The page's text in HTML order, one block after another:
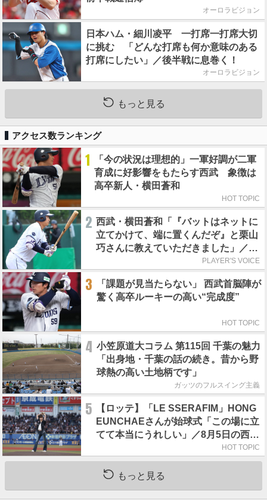
オーロラビジョン
日本ハム・細川凌平 一打席一打席大切
に挑む 「どんな打席も何か意味のある
打席にしたい」／後半戦に息巻く！
オーロラビジョン
もっと見る
アクセス数ランキング
1
「今の状況は理想的」一軍好調が二軍
育成に好影響をもたらす西武 象徴は
高卒新人・横田蒼和
HOT TOPIC
2 西武・横田蒼和「『バットはネットに
立てかけて、端に置くんだぞ』と栗山
巧さんに教えていただきました」／憧
PLAYER'S VOICE
3
「課題が見当たらない」 西武首脳陣が
驚く高卒ルーキーの高い“完成度”
HOT TOPIC
4 小笠原道大コラム 第115回 千葉の魅力
「出身地・千葉の話の続き。昔から野
球熱の高い土地柄です」
ガッツのフルスイング主義
5
【ロッテ】「LE SSERAFIM」HONG
EUNCHAEさんが始球式「この場に立
てて本当にうれしい」／8月5日の西武
HOT TOPIC
もっと見る